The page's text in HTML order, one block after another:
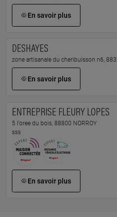
En savoir plus
DESHAYES
zone artisanale du cheribuisson n6,
En savoir plus
ENTREPRISE FLEURY LOPES
5 l'oree du bois, 88800 NORROY
sss
En savoir plus